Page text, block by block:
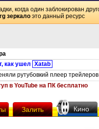
когда один заблокирован
зеркало это данный ресурс
как ушел Xatab
рутубовкий плеер
в YouTube на ПК бесплатно
Залить Кино